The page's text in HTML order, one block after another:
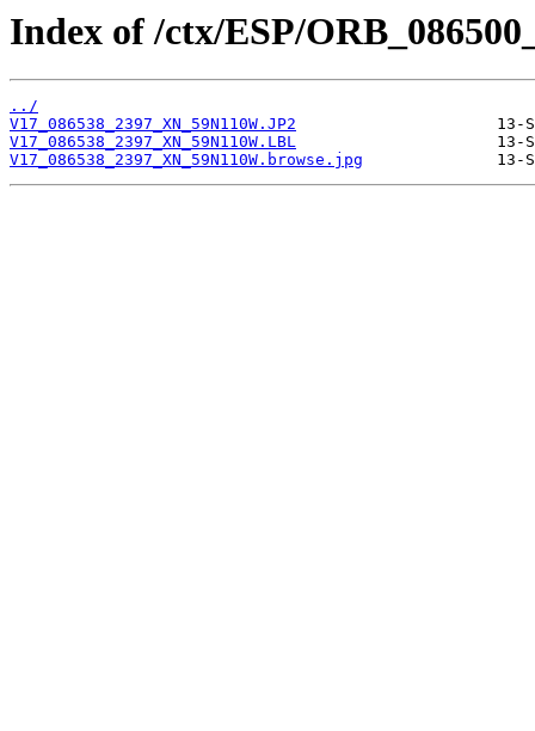
Index of /ctx/ESP/
../
V17_086538_2397_XN_59N110W.JP2
V17_086538_2397_XN_59N110W.LBL
V17_086538_2397_XN_59N110W.browse.jpg